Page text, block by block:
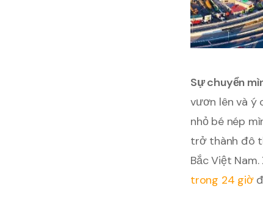
Sự chuyển
vươn lên và ý
nhỏ bé nép
trở thành đô
Bắc Việt
trong 24 giờ